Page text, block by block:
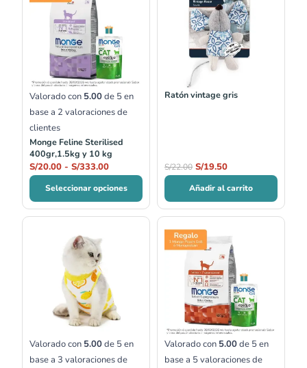
Valorado con 5.00de 5 en
base a 2 valoraciones de
clientes
Monge Feline Sterilised
400gr,1.5kg y 10 kg
S/20.00 - S/333.00
desde
S/20.00
hasta
S/333.00
Seleccionar opciones
Ratón vintage gris
S/22.00
original
era:
S/22.00.
S/19.50
actual
es:
S/19.50.
Añadir al carrito
Valorado con 5.00de 5 en
base a 3 valoraciones de
S/35.00
hasta
S/42.00
Valorado con 5.00de 5 en
base a 5valoraciones de